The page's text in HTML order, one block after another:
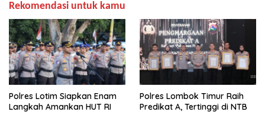
Rekomendasi untuk kamu
Polres Lotim Siapkan Enam
Langkah Amankan HUT RI
Polres Lombok Timur Raih
Predikat A, Tertinggi di NTB